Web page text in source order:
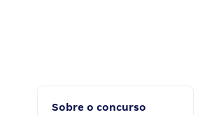
Sobre o concurso